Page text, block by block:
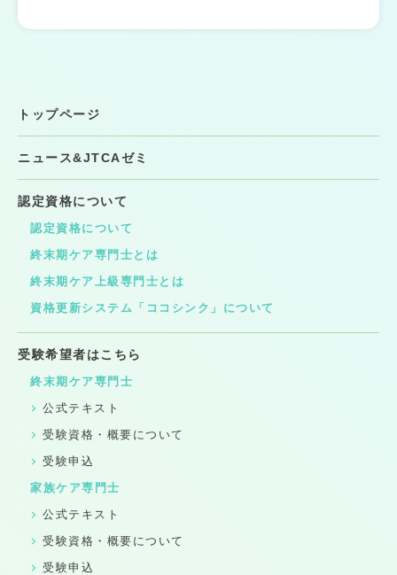
トップページ
ニュース&JTCAゼミ
認定資格について
認定資格について
終末期ケア専門士とは
終末期ケア上級専門士とは
資格更新システム「ココシンク」について
受験希望者はこちら
終末期ケア専門士
公式テキスト
受験資格・概要について
受験申込
家族ケア専門士
公式テキスト
受験資格・概要について
受験申込